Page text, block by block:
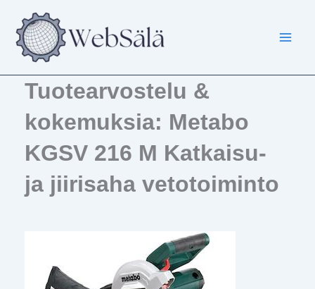
sisältöön
Tuotearvostelu &
kokemuksia: Metabo
KGSV 216 M Katkaisu-
ja jiirisaha vetotoiminto